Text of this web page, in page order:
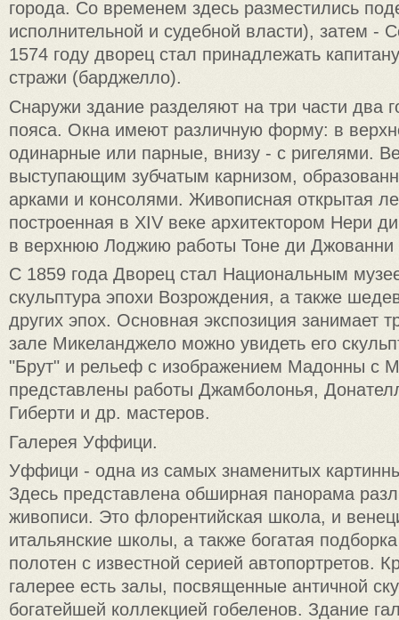
города. Со временем здесь разместились
исполнительной и судебной власти), затем -
1574 году дворец стал принадлежать
стражи (барджелло).
Снаружи здание разделяют на три части два
пояса. Окна имеют различную форму: в
одинарные или парные, внизу - с ригелями.
выступающим зубчатым карнизом,
арками и консолями. Живописная открытая
построенная в XIV веке архитектором Нери
в верхнюю Лоджию работы Тоне ди Джованни
С 1859 года Дворец стал Национальным
скульптура эпохи Возрождения, а также
других эпох. Основная экспозиция занимает
зале Микеланджело можно увидеть его
"Брут" и рельеф с изображением Мадонны с
представлены работы Джамболонья,
Гиберти и др. мастеров.
Галерея Уффици.
Уффици - одна из самых знаменитых
Здесь представлена обширная панорама
живописи. Это флорентийская школа, и
итальянские школы, а также богатая
полотен с известной серией автопортретов.
галерее есть залы, посвященные античной
богатейшей коллекцией гобеленов. Здание